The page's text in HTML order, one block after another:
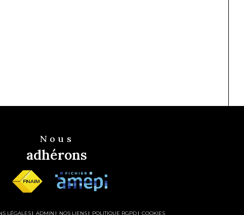
Nous
adhérons
LÉGALES ADMIN NOS LIENS POLITIQUE RGPD COOKIES